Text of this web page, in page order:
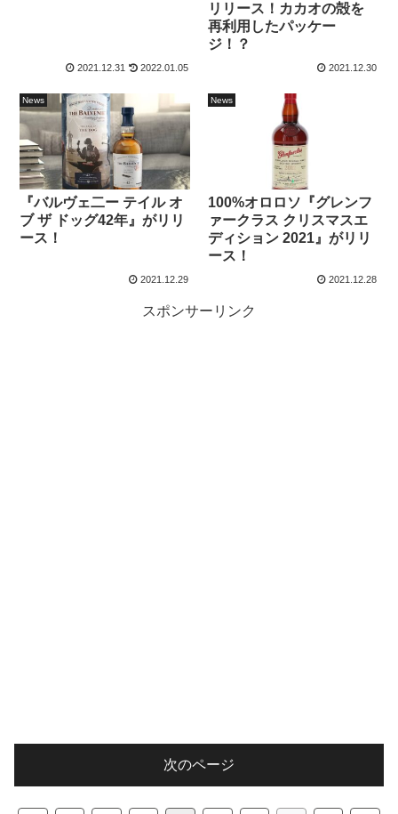
2021.12.31 2022.01.05
リリース！カカオの殻を
再利用したパッケー
ジ！？
2021.12.30
News
『バルヴェ二ー テイル オ
ブ ザ ドッグ42年』がリリ
ース！
2021.12.29
News
100%オロロソ『グレンフ
ァークラス クリスマスエ
ディション 2021』がリリ
ース！
2021.12.28
スポンサーリンク
次のページ